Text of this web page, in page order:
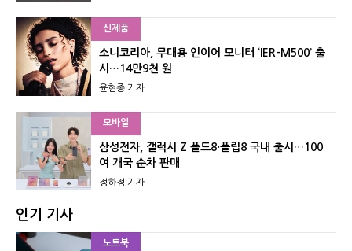
신제품
소니코리아, 무대용 인이어 모니터 ‘IER-M500’ 출
시…14만9천 원
윤현종 기자
모바일
삼성전자, 갤럭시 Z 폴드8·플립8 국내 출시…100
여 개국 순차 판매
정하정 기자
인기 기사
노트북